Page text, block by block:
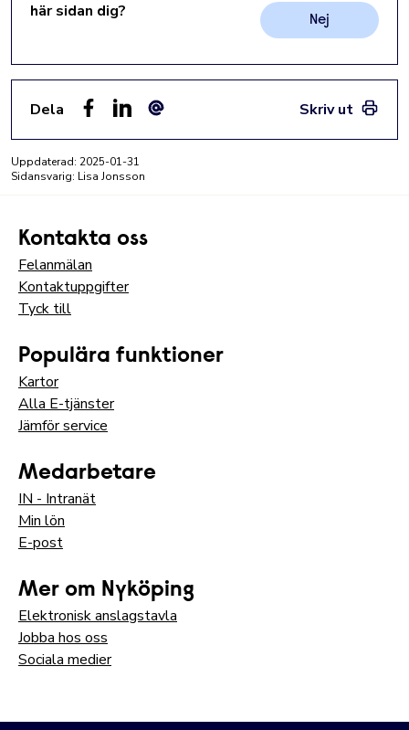
här sidan dig?
Nej
Dela
Skriv ut
Uppdaterad: 2025-01-31
Sidansvarig: Lisa Jonsson
Kontakta oss
Felanmälan
Kontaktuppgifter
Tyck till
Populära funktioner
Kartor
Alla E-tjänster
Jämför service
Medarbetare
IN - Intranät
Min lön
E-post
Mer om Nyköping
Elektronisk anslagstavla
Jobba hos oss
Sociala medier